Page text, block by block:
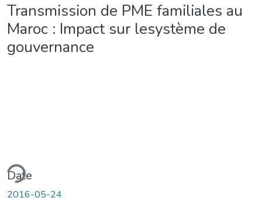
Transmission de PME familiales au
Maroc : Impact sur lesystème de
gouvernance
Date
2016-05-24